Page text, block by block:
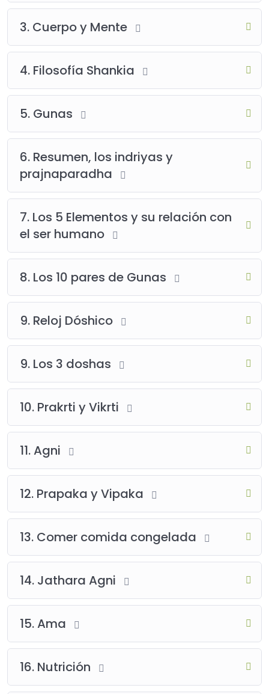
3. Cuerpo y Mente
4. Filosofía Shankia
5. Gunas
6. Resumen, los indriyas y
prajnaparadha
7. Los 5 Elementos y su relación con
el ser humano
8. Los 10 pares de Gunas
9. Reloj Dóshico
9. Los 3 doshas
10. Prakrti y Vikrti
11. Agni
12. Prapaka y Vipaka
13. Comer comida congelada
14. Jathara Agni
15. Ama
16. Nutrición